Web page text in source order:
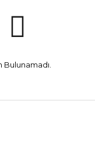
Bulunamadı.